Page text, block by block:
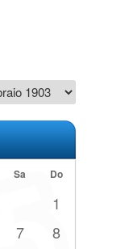
Sa Do
1
7 8